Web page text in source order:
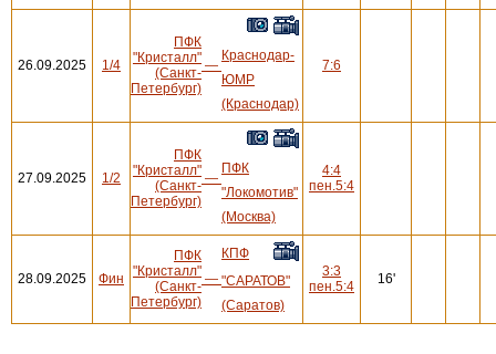
26.09.2025 1/4
ПФК
"Кристалл"
(Санкт-
Петербург)
—
Краснодар-
ЮМР
(Краснодар)
7:6
27.09.2025 1/2
ПФК
"Кристалл"
(Санкт-
Петербург)
—
ПФК
"Локомотив"
(Москва)
4:4
пен.5:4
28.09.2025 Фин
ПФК
"Кристалл"
(Санкт-
Петербург)
—
КПФ
"САРАТОВ"
(Саратов)
3:3
пен.5:4
16'